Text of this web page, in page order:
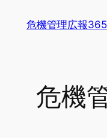
危機管理広報365
危機